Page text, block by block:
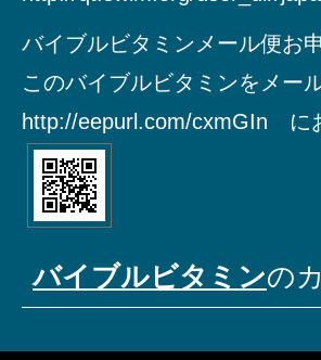
バイブルビタミンメール便お
このバイブルビタミンをメー
http://eepurl.com/cxmGIn に
バイブルビタミンの